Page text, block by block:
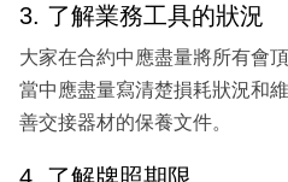
3. 了解業務工具的狀況
大家在合約中應盡量將所有會
當中應盡量寫清楚損耗狀況和
善交接器材的保養文件。